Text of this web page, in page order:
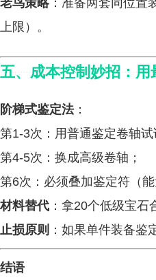
老鸟策略 ：准备两套同位
上限）。
五、成本控制妙招：
阶梯式鉴定法：
第1-3次：用普通鉴定卷轴试
第4-5次：换成高级卷轴；
第6次：必须叠加鉴定符（
材料替代 ：拿20个低级宝
止损原则 ：如果单件装备
结语